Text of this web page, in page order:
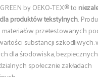
by OEKO-TEX® to
produktów tekstylnych.
materiałów przetestowanych
substancji szkodliwych.
dla środowiska,
społecznie zakładach